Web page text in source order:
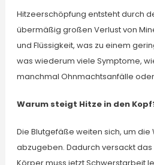
Hitzeerschöpfung entsteht durch
übermäßig großen Verlust von
und Flüssigkeit, was zu einem
was wiederum viele Symptome,
manchmal Ohnmachtsanfälle
Warum steigt Hitze in den
Die Blutgefäße weiten sich, um
abzugeben. Dadurch versackt das